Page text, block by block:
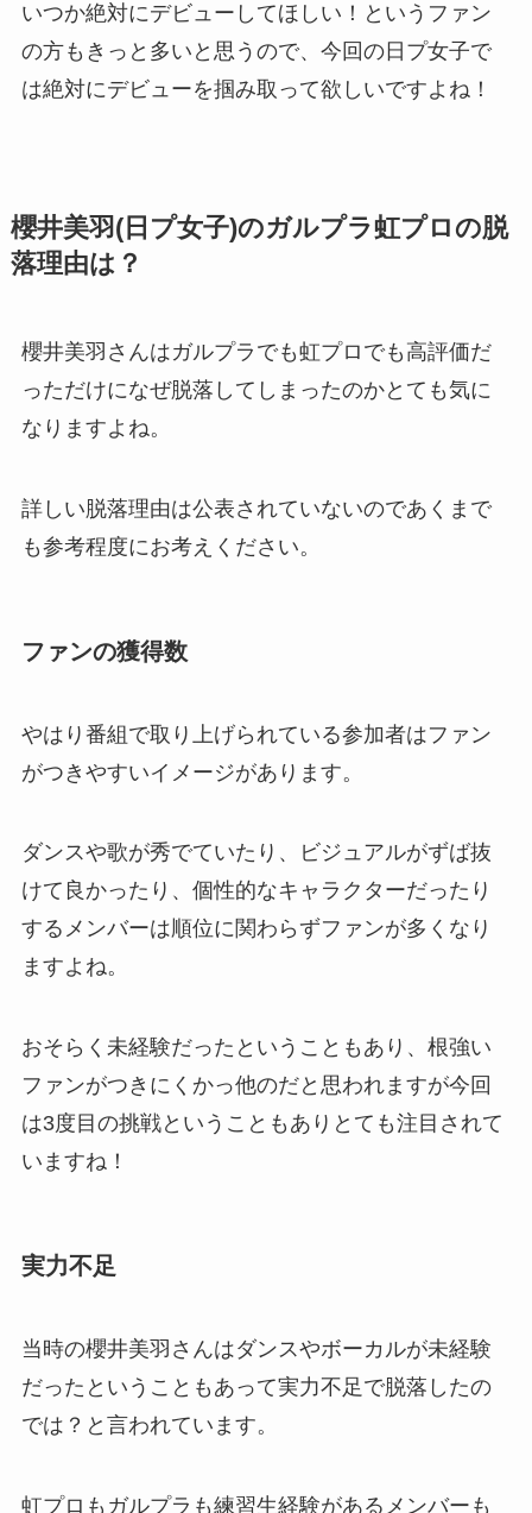
いつか絶対にデビューしてほしい！というファン
の方もきっと多いと思うので、今回の日プ女子で
は絶対にデビューを掴み取って欲しいですよね！
櫻井美羽(日プ女子)のガルプラ虹プロの脱
落理由は？
櫻井美羽さんはガルプラでも虹プロでも高評価だ
っただけになぜ脱落してしまったのかとても気に
なりますよね。
詳しい脱落理由は公表されていないのであくまで
も参考程度にお考えください。
ファンの獲得数
やはり番組で取り上げられている参加者はファン
がつきやすいイメージがあります。
ダンスや歌が秀でていたり、ビジュアルがずば抜
けて良かったり、個性的なキャラクターだったり
するメンバーは順位に関わらずファンが多くなり
ますよね。
おそらく未経験だったということもあり、根強い
ファンがつきにくかっ他のだと思われますが今回
は3度目の挑戦ということもありとても注目されて
いますね！
実力不足
当時の櫻井美羽さんはダンスやボーカルが未経験
だったということもあって実力不足で脱落したの
では？と言われています。
虹プロもガルプラも練習生経験があるメンバーも